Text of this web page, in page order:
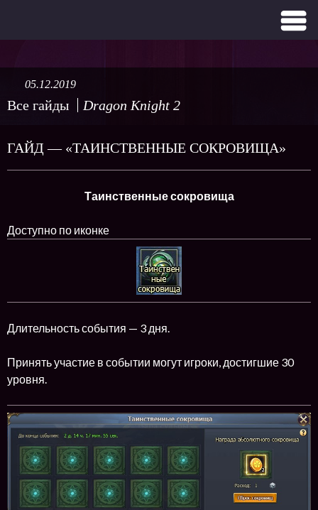
Все гайды Dragon Knight 2
05.12.2019
ГАЙД — «ТАИНСТВЕННЫЕ СОКРОВИЩА»
Таинственные сокровища
Доступно по иконке
Длительность события — 3 дня.
Принять участие в событии могут игроки, достигшие 30
уровня.